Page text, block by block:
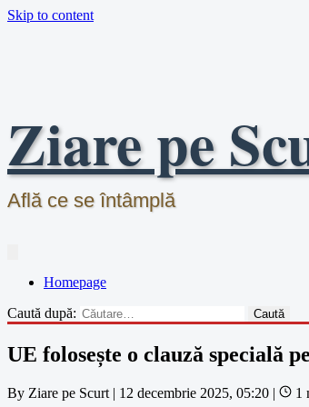
Skip to content
Ziare pe
Află ce se întâmplă
Homepage
Caută după:
UE folosește o clauză specială
By Ziare pe Scurt | 12 decembrie 2025, 05:20 | 1